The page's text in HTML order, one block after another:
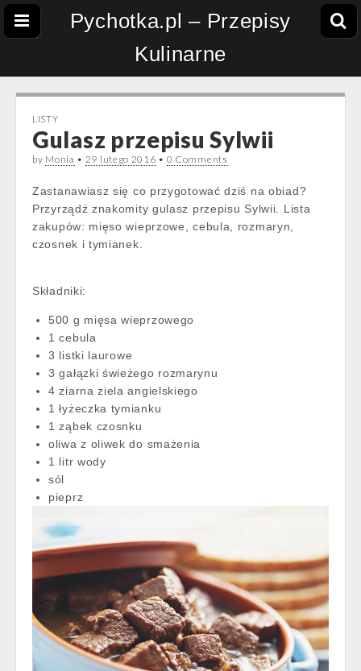
Pychotka.pl – Przepisy
Kulinarne
LISTY
Gulasz przepisu Sylwii
by Monia • 29 lutego 2016 • 0 Comments
Zastanawiasz się co przygotować dziś na obiad?
Przyrządź znakomity gulasz przepisu Sylwii. Lista
zakupów: mięso wieprzowe, cebula, rozmaryn,
czosnek i tymianek.
Składniki:
500 g mięsa wieprzowego
1 cebula
3 listki laurowe
3 gałązki świeżego rozmarynu
4 ziarna ziela angielskiego
1 łyżeczka tymianku
1 ząbek czosnku
oliwa z oliwek do smażenia
1 litr wody
sól
pieprz